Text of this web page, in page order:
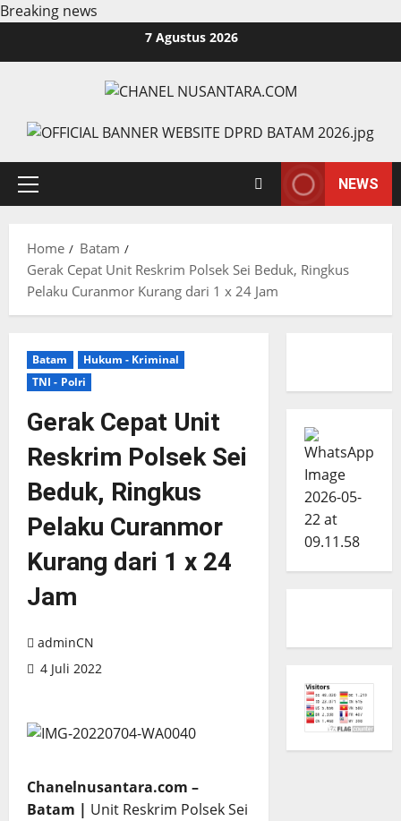
Breaking news
7 Agustus 2026
Primary
NEWS
Home
Batam
Gerak Cepat Unit Reskrim Polsek Sei Beduk, Ringkus
Pelaku Curanmor Kurang dari 1 x 24 Jam
Batam
Hukum - Kriminal
TNI - Polri
Gerak Cepat Unit
Reskrim Polsek Sei
Beduk, Ringkus
Pelaku Curanmor
Kurang dari 1 x 24
Jam
adminCN
4 Juli 2022
Chanelnusantara.com –
Batam | Unit Reskrim Polsek Sei